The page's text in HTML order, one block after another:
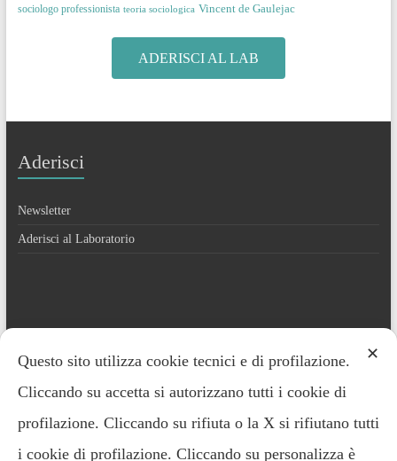
sociologo professionista teoria sociologica Vincent de Gaulejac
ADERISCI AL LAB
Aderisci
Newsletter
Aderisci al Laboratorio
Contatti ✕
Questo sito utilizza cookie tecnici e di profilazione.
Cliccando su accetta si autorizzano tutti i cookie di
profilazione. Cliccando su rifiuta o la X si rifiutano tutti
i cookie di profilazione. Cliccando su personalizza è